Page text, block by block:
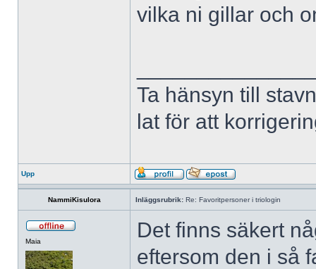
vilka ni gillar och
Ta hänsyn till
lat för att
Upp
NammiKisulora Inläggsrubrik: Re: Favoritpersoner i triologin
Maia
Det finns säkert
eftersom den i så